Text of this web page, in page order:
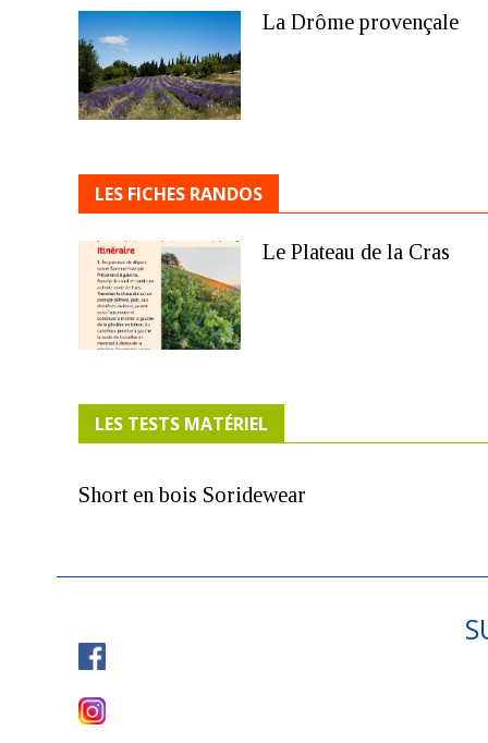
La Drôme provençale
LES FICHES RANDOS
Le Plateau de la Cras
LES TESTS MATÉRIEL
Short en bois Soridewear